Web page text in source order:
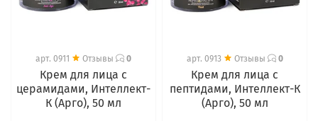
арт. 0911 Отзывы 0
Крем для лица с
церамидами, Интеллект-
К (Арго), 50 мл
арт. 0913 Отзывы 0
Крем для лица с
пептидами, Интеллект-К
(Арго), 50 мл